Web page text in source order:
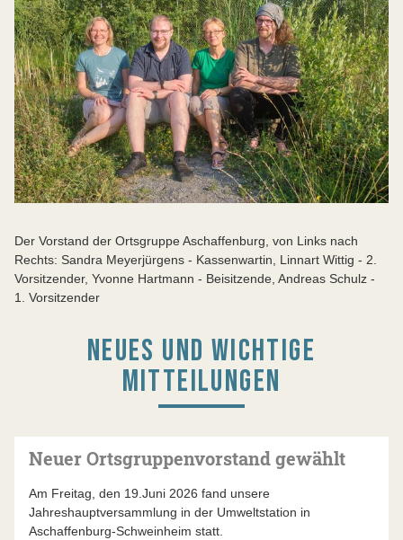
Der Vorstand der Ortsgruppe Aschaffenburg, von Links nach
Rechts: Sandra Meyerjürgens - Kassenwartin, Linnart Wittig - 2.
Vorsitzender, Yvonne Hartmann - Beisitzende, Andreas Schulz -
1. Vorsitzender
NEUES UND WICHTIGE
MITTEILUNGEN
Neuer Ortsgruppenvorstand gewählt
Am Freitag, den 19.Juni 2026 fand unsere
Jahreshauptversammlung in der Umweltstation in
Aschaffenburg-Schweinheim statt.